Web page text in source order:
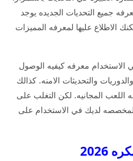
جميع التحديات الجديده يوجد
الاطلاع عليها لمعرفه المميزات
معرفه كيفيه الوصول
والتحديثات الامنه. كذالك
المجانيه. لكن التغلب على
لديك في الاستخدام على